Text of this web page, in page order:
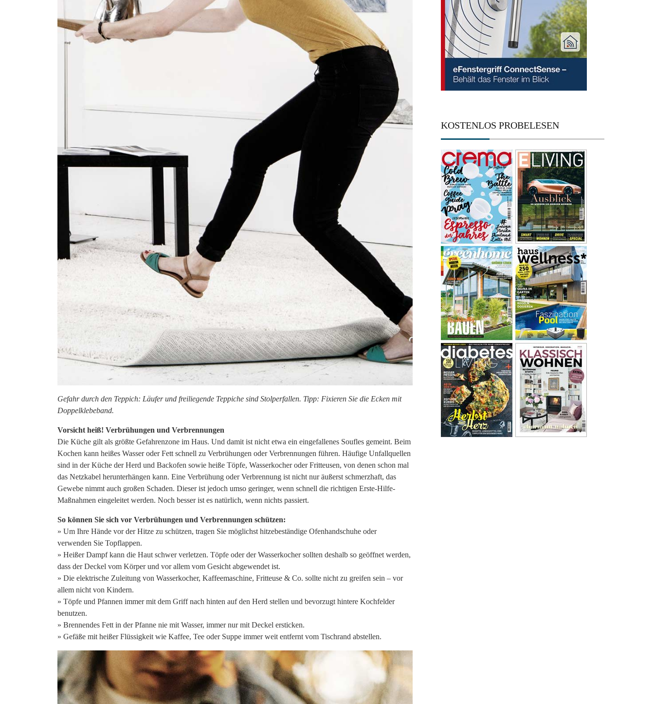
Search
Gefahr durch den Teppich: Läufer und freiliegende Teppiche sind Stolperfallen. Tipp: Fixieren Sie die Ecken mit
Doppelklebeband.
Vorsicht heiß! Verbrühungen und Verbrennungen
Die Küche gilt als größte Gefahrenzone im Haus. Und damit ist nicht etwa ein eingefallenes Soufles gemeint. Beim
Kochen kann heißes Wasser oder Fett schnell zu Verbrühungen oder Verbrennungen führen. Häufige Unfallquellen
sind in der Küche der Herd und Backofen sowie heiße Töpfe, Wasserkocher oder Fritteusen, von denen schon mal
das Netzkabel herunterhängen kann. Eine Verbrühung oder Verbrennung ist nicht nur äußerst schmerzhaft, das
Gewebe nimmt auch großen Schaden. Dieser ist jedoch umso geringer, wenn schnell die richtigen Erste-Hilfe-
Maßnahmen eingeleitet werden. Noch besser ist es natürlich, wenn nichts passiert.
So können Sie sich vor Verbrühungen und Verbrennungen schützen:
» Um Ihre Hände vor der Hitze zu schützen, tragen Sie möglichst hitzebeständige Ofenhandschuhe oder
verwenden Sie Topflappen.
» Heißer Dampf kann die Haut schwer verletzen. Töpfe oder der Wasserkocher sollten deshalb so geöffnet werden,
dass der Deckel vom Körper und vor allem vom Gesicht abgewendet ist.
» Die elektrische Zuleitung von Wasserkocher, Kaffeemaschine, Fritteuse & Co. sollte nicht zu greifen sein – vor
allem nicht von Kindern.
» Töpfe und Pfannen immer mit dem Griff nach hinten auf den Herd stellen und bevorzugt hintere Kochfelder
benutzen.
» Brennendes Fett in der Pfanne nie mit Wasser, immer nur mit Deckel ersticken.
» Gefäße mit heißer Flüssigkeit wie Kaffee, Tee oder Suppe immer weit entfernt vom Tischrand abstellen.
KOSTENLOS PROBELESEN